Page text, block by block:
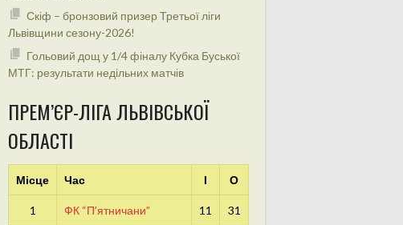
Скіф – бронзовий призер Третьої ліги
Львівщини сезону-2026!
Гольовий дощ у 1/4 фіналу Кубка Буської
МТГ: результати недільних матчів
ПРЕМ’ЄР-ЛІГА ЛЬВІВСЬКОЇ
ОБЛАСТІ
Місце Час І О
1 ФК “П’ятничани” 11 31